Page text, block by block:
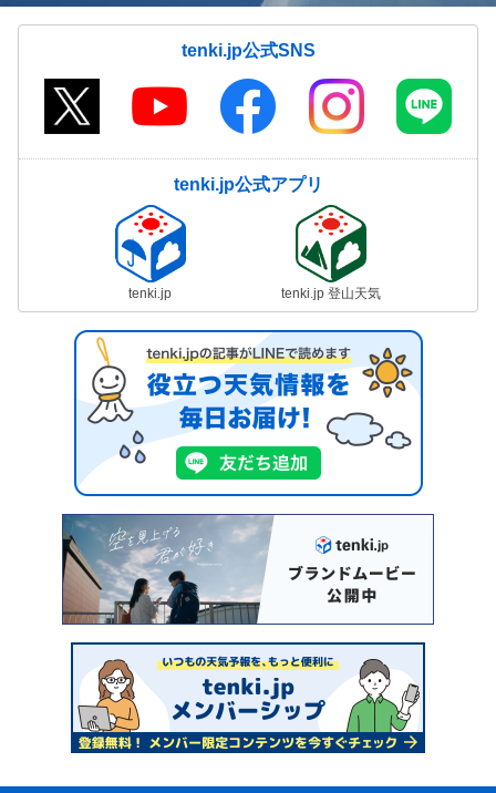
tenki.jp公式SNS
tenki.jp公式アプリ
tenki.jp tenki.jp 登山天気